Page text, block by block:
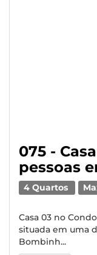
075 -
pessoas
4 Quartos
Casa 03 no
situada em uma
Bombinh...